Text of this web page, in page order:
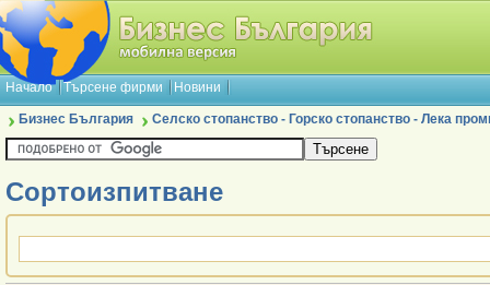
Начало Търсене фирми Новини
Бизнес България Селско стопанство - Горско стопанство - Лека
Сортоизпитване